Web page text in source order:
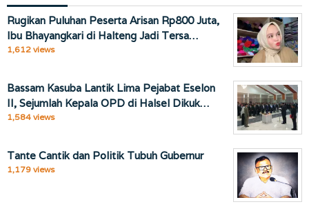
Rugikan Puluhan Peserta Arisan Rp800 Juta,
Ibu Bhayangkari di Halteng Jadi Tersa…
1,612 views
Bassam Kasuba Lantik Lima Pejabat Eselon
II, Sejumlah Kepala OPD di Halsel Dikuk…
1,584 views
Tante Cantik dan Politik Tubuh Gubernur
1,179 views